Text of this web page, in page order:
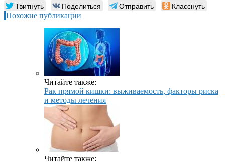
Твитнуть Поделиться Отправить Класснуть
Похожие публикации
Читайте также:
Рак прямой кишки: выживаемость, факторы риска
и методы лечения
Читайте также: